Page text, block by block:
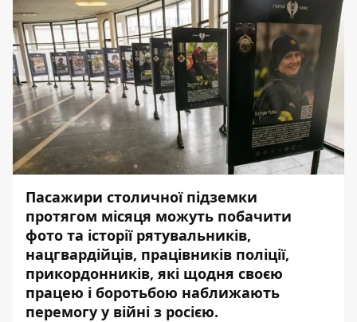
Пасажири столичної підземки
протягом місяця можуть побачити
фото та історії рятувальників,
нацгвардійців, працівників поліції,
прикордонників, які щодня своєю
працею і боротьбою наближають
перемогу у війні з росією.